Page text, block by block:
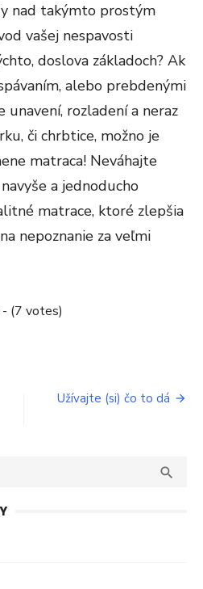
nad takýmto prostým
vašej nespavosti
doslova základoch? Ak
alebo prebdenými
unavení, rozladení a neraz
či chrbtice, možno je
matraca! Neváhajte
a jednoducho
matrace, ktoré zlepšia
nepoznanie za veľmi
(7 votes)
Užívajte (si) čo to dá
